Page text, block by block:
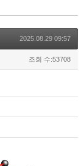
2025.08.29 09:57
조회 수:53708